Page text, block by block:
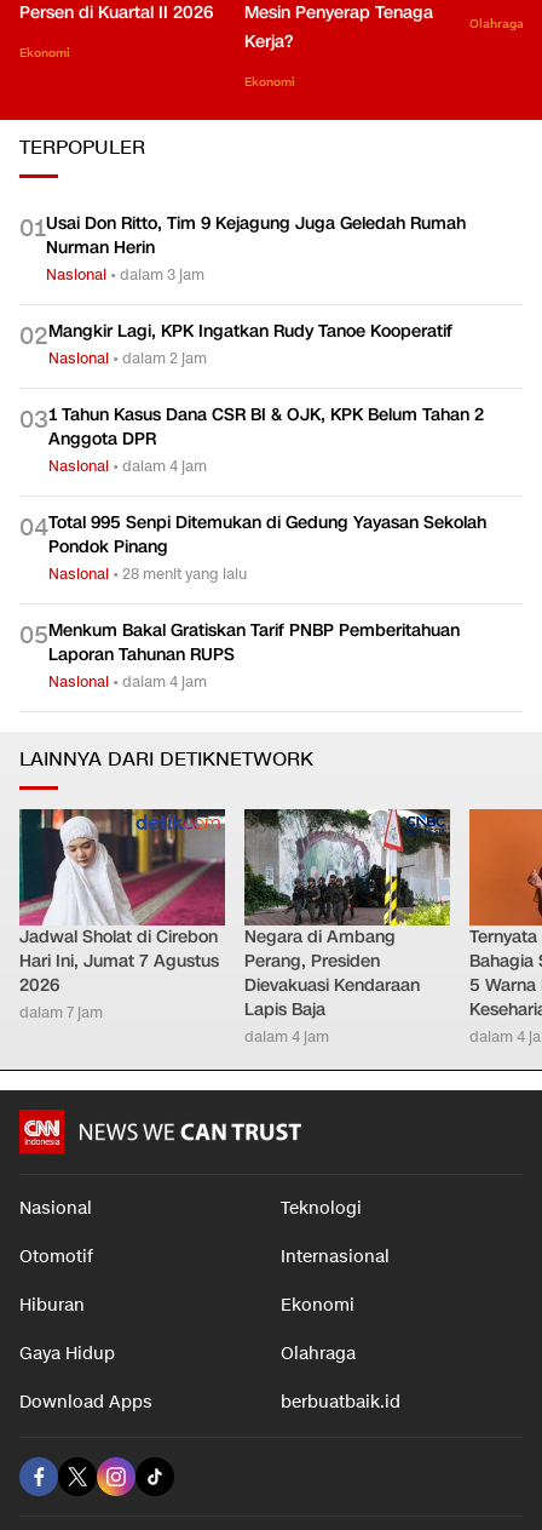
Persen di Kuartal II 2026
Ekonomi
Mesin Penyerap Tenaga
Kerja?
Ekonomi
Olahraga
TERPOPULER
01Usai Don Ritto, Tim 9 Kejagung Juga Geledah Rumah
Nurman Herin
Nasional •dalam 3 jam
02Mangkir Lagi, KPK Ingatkan Rudy Tanoe Kooperatif
Nasional •dalam 2 jam
031 Tahun Kasus Dana CSR BI & OJK, KPK Belum Tahan 2
Anggota DPR
Nasional •dalam 4 jam
04Total 995 Senpi Ditemukan di Gedung Yayasan Sekolah
Pondok Pinang
Nasional •28 menit yang lalu
05Menkum Bakal Gratiskan Tarif PNBP Pemberitahuan
Laporan Tahunan RUPS
Nasional •dalam 4 jam
LAINNYA DARI DETIKNETWORK
Jadwal Sholat di Cirebon
Hari Ini, Jumat 7 Agustus
2026
dalam 7 jam
Negara di Ambang
Perang, Presiden
Dievakuasi Kendaraan
Lapis Baja
dalam 4 jam
Bahagia
5
dalam 4
Nasional Teknologi
Otomotif Internasional
Hiburan Ekonomi
Gaya Hidup Olahraga
Download Apps berbuatbaik.id